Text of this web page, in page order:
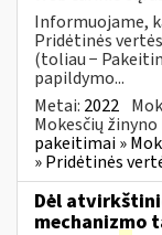
Informuojame,
Pridėtinės
(toliau −
papildymo...
Metai: 2022
Mokesčių
pakeitimai »
» Pridėtinės
Dėl
mechanizmo